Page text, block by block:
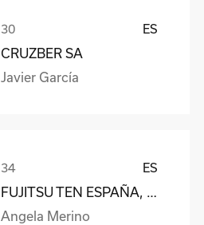
ES
CRUZBER SA
Javier García
ES
FUJITSU TEN ESPAÑA, S.A.
Angela Merino